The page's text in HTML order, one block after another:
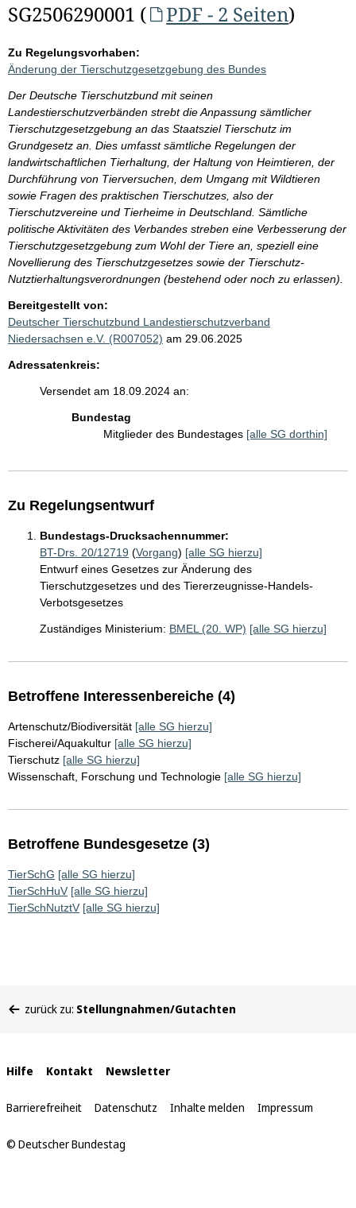
SG2506290001 (
PDF - 2 Seiten)
Zu Regelungsvorhaben:
Änderung der Tierschutzgesetzgebung des Bundes
Der Deutsche Tierschutzbund mit seinen
Landestierschutzverbänden strebt die Anpassung sämtlicher
Tierschutzgesetzgebung an das Staatsziel Tierschutz im
Grundgesetz an. Dies umfasst sämtliche Regelungen der
landwirtschaftlichen Tierhaltung, der Haltung von Heimtieren, der
Durchführung von Tierversuchen, dem Umgang mit Wildtieren
sowie Fragen des praktischen Tierschutzes, also der
Tierschutzvereine und Tierheime in Deutschland. Sämtliche
politische Aktivitäten des Verbandes streben eine Verbesserung der
Tierschutzgesetzgebung zum Wohl der Tiere an, speziell eine
Novellierung des Tierschutzgesetzes sowie der Tierschutz-
Nutztierhaltungsverordnungen (bestehend oder noch zu erlassen).
Bereitgestellt von:
Deutscher Tierschutzbund Landestierschutzverband
Niedersachsen e.V. (R007052) am 29.06.2025
Adressatenkreis:
Versendet am 18.09.2024 an:
Bundestag
Mitglieder des Bundestages [alle SG dorthin]
Zu Regelungsentwurf
Bundestags-Drucksachennummer:
BT-Drs. 20/12719 (Vorgang) [alle SG hierzu]
Entwurf eines Gesetzes zur Änderung des
Tierschutzgesetzes und des Tiererzeugnisse-Handels-
Verbotsgesetzes
Zuständiges Ministerium: BMEL (20. WP) [alle SG hierzu]
Betroffene Interessenbereiche (4)
Artenschutz/Biodiversität [alle SG hierzu]
Fischerei/Aquakultur [alle SG hierzu]
Tierschutz [alle SG hierzu]
Wissenschaft, Forschung und Technologie [alle SG hierzu]
Betroffene Bundesgesetze (3)
TierSchG [alle SG hierzu]
TierSchHuV [alle SG hierzu]
TierSchNutztV [alle SG hierzu]
befinden
zurück zu: Stellungnahmen/Gutachten
Interne
Links
Hilfe Kontakt Newsletter
Barrierefreiheit Datenschutz Inhalte melden Impressum
© Deutscher Bundestag